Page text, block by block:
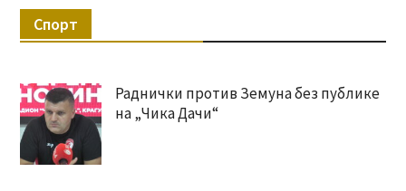
Спорт
Раднички против Земуна без публике
на „Чика Дачи“